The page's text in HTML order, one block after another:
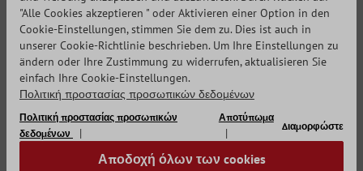
"Alle Cookies akzeptieren " oder Aktivieren einer Option in den
Cookie-Einstellungen, stimmen Sie dem zu. Dies ist auch in
unserer Cookie-Richtlinie beschrieben. Um Ihre Einstellungen zu
ändern oder Ihre Zustimmung zu widerrufen, aktualisieren Sie
einfach Ihre Cookie-Einstellungen.
Πολιτική προστασίας προσωπικών δεδομένων
Πολιτική προστασίας προσωπικών
δεδομένων
Αποτύπωμα
Διαμορφώστε
Αποδοχή όλων των cookies